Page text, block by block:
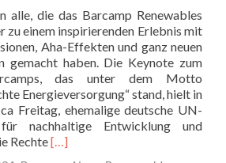
alle, die das Barcamp Renewables
zu einem inspirierenden Erlebnis mit
Aha-Effekten und ganz neuen
gemacht haben. Die Keynote zum
das unter dem Motto
Energieversorgung“ stand, hielt in
Freitag, ehemalige deutsche UN-
für nachhaltige Entwicklung und
RechteRead
[…]